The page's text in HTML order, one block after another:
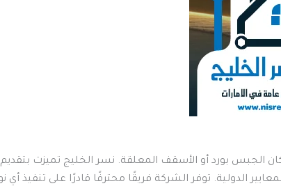
الجبس بورد أو الأسقف المعلقة. نسر الخليج تميزت بتقديم
الدولية. توفر الشركة فريقًا محترفًا قادرًا على تنفيذ أي